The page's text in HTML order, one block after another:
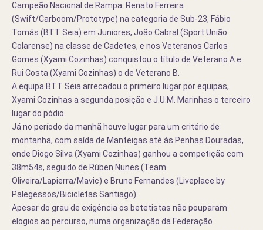
Campeão Nacional de Rampa: Renato Ferreira
(Swift/Carboom/Prototype) na categoria de Sub-23, Fábio
Tomás (BTT Seia) em Juniores, João Cabral (Sport União
Colarense) na classe de Cadetes, e nos Veteranos Carlos
Gomes (Xyami Cozinhas) conquistou o título de Veterano A e
Rui Costa (Xyami Cozinhas) o de Veterano B.
A equipa BTT Seia arrecadou o primeiro lugar por equipas,
Xyami Cozinhas a segunda posição e J.U.M. Marinhas o terceiro
lugar do pódio.
Já no período da manhã houve lugar para um critério de
montanha, com saída de Manteigas até às Penhas Douradas,
onde Diogo Silva (Xyami Cozinhas) ganhou a competição com
38m54s, seguido de Rúben Nunes (Team
Oliveira/Lapierra/Mavic) e Bruno Fernandes (Liveplace by
Palegessos/Bicicletas Santiago).
Apesar do grau de exigência os betetistas não pouparam
elogios ao percurso, numa organização da Federação